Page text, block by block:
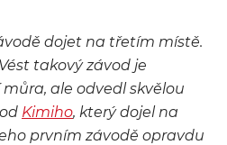
dojet na třetím místě.
takový závod je
ale odvedl skvělou
Kimiho, který dojel na
prvním závodě opravdu